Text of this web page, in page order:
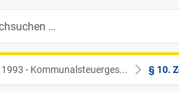
- Kommunalsteuerges... § 10.